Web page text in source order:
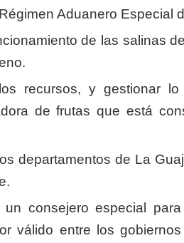
Aduanero Especial
de las salinas
recursos, y gestionar
de frutas que está
departamentos de La
un consejero especial
válido entre los